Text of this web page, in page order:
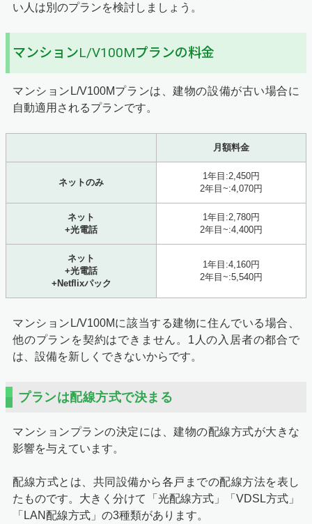
い人は別のプランを検討しましょう。
マンションL/V100Mプランの料金
マンションL/V100Mプランは、建物の設備が古い場合に
自動適用されるプランです。
月額料金
ネットのみ
1年目:2,450円
2年目~:4,070円
ネット
+光電話
1年目:2,780円
2年目~:4,400円
ネット
+光電話
+Netflixパック
1年目:4,160円
2年目~:5,540円
マンションL/V100Mに該当する建物に住んでいる場合、
他のプランを契約はできません。1人の入居者の都合で
は、設備を新しくできないからです。
プランは配線方式で決まる
マンションプランの決定には、建物の配線方式が大きな
影響を与えています。
配線方式とは、共同設備から各戸までの配線方法を表し
たものです。大きく分けて「光配線方式」「VDSL方式」
「LAN配線方式」の3種類があります。